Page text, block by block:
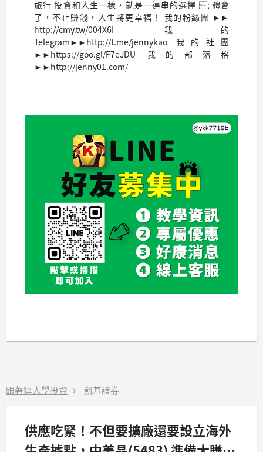
旅行 投資和人生一樣，就是一連串的選擇 ; 體會
了，不止賺錢，人生將更幸福！ 我的粉絲團 ►►
http://cmy.tw/004X6I 我的
Telegram►►http://t.me/jennykao 我的社團
►►https://goo.gl/F7eJDU 我的部落格
►►http://jenny01.com/
跟著達人學投資 凱基證券
供應吃緊！不但要擴廠還要設立海外